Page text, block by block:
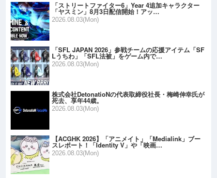
「ストリートファイター6」Year 4追加キャラクター
「ヤスミン」8月3日配信開始！アッ…
2026.08.03(Mon)
「SFL JAPAN 2026」参戦チームの応援アイテム「SF
Lうちわ」「SFL法被」をゲーム内で…
2026.08.03(Mon)
株式会社DetonatioNの代表取締役社長・梅崎伸幸氏が
死去、享年44歳。
2026.08.03(Mon)
【ACGHK 2026】「アニメイト」「Medialink」ブー
スレポート！「Identity V」や「映画…
2026.08.03(Mon)